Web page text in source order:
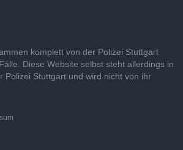
komplett von der Polizei Stuttgart
Diese Website selbst steht allerdings in
Polizei Stuttgart und wird nicht von ihr